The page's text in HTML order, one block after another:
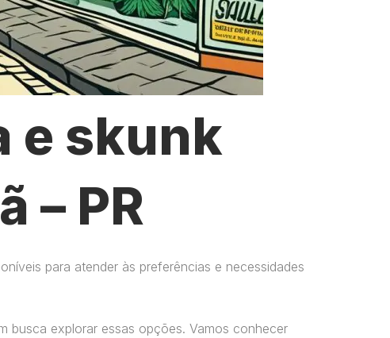
e skunk
– PR
para atender às preferências e necessidades
busca explorar essas opções. Vamos conhecer